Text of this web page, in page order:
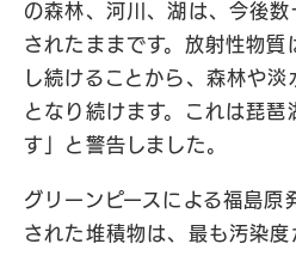
の森林、河川、湖は、今後
されたままです。放射性物質
し続けることから、森林や
となり続けます。これは琵
す」と警告しました。
グリーンピースによる福島原
された堆積物は、最も汚染度